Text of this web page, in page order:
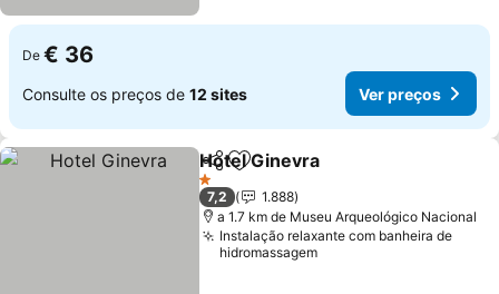
De € 36
Consulte os preços de 12 sites Ver preços
PartilharAdicionar aos favoritos
Hotel Ginevra
1 Estrelas
7,2
1.888
a 1.7 km de Museu Arqueológico Nacional
Instalação relaxante com banheira de
hidromassagem